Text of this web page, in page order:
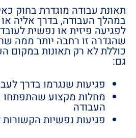
תאונת עבודה מוגדרת בחוק
במהלך העבודה, בדרך אליה
לפגיעה פיזית או נפשית
שהגדרה זו רחבה יותר ממה
כוללת לא רק תאונות במקום
גם:
פגיעות שנגרמו בדרך
מחלות מקצוע שהתפתחו
העבודה
פגיעות נפשיות